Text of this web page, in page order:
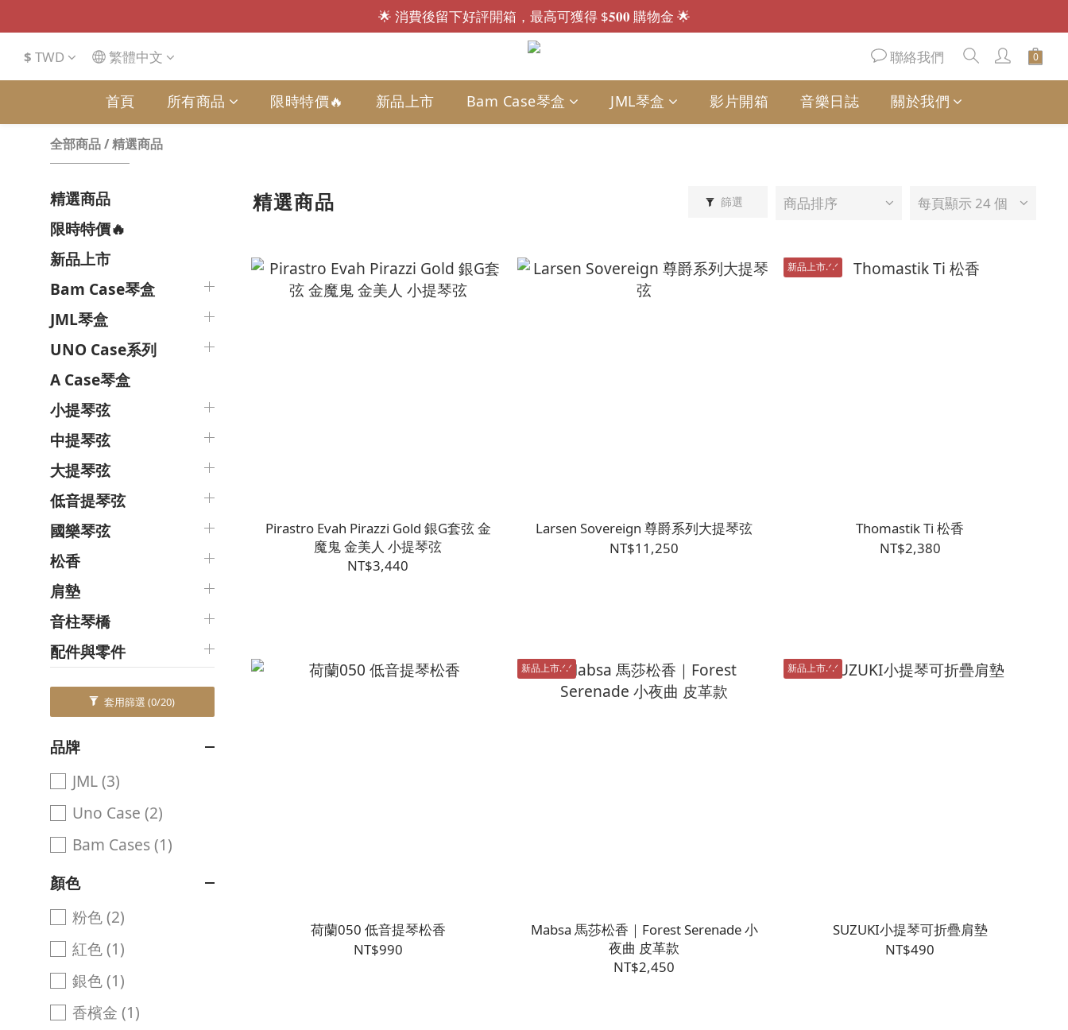
會員招募中.ᐟ.ᐟ 註冊送 $𝟏𝟎𝟎 購物金，現買現折🎁
🌟 消費後留下好評開箱，最高可獲得 $𝟓𝟎𝟎 購物金 🌟
會員招募中.ᐟ.ᐟ 註冊送 $𝟏𝟎𝟎 購物金，現買現折🎁
$ TWD 繁體中文 聯絡我們
首頁 所有商品 限時特價🔥 新品上市 Bam Case琴盒 JML琴盒 影片開箱 音樂日誌 關於我們
全部商品/精選商品
精選商品
限時特價🔥
新品上市
Bam Case琴盒
JML琴盒
UNO Case系列
A Case琴盒
小提琴弦
中提琴弦
大提琴弦
低音提琴弦
國樂琴弦
松香
肩墊
音柱琴橋
配件與零件
套用篩選(0/20)
品牌
JML (3)
Uno Case (2)
Bam Cases (1)
顏色
粉色 (2)
紅色 (1)
銀色 (1)
香檳金 (1)
精選商品 篩選 商品排序 每頁顯示 24 個
Pirastro Evah Pirazzi Gold 銀G套弦 金
魔鬼 金美人 小提琴弦
NT$3,440
Larsen Sovereign 尊爵系列大提琴弦
NT$11,250
新品上市.ᐟ.ᐟ
Thomastik Ti 松香
NT$2,380
荷蘭050 低音提琴松香
NT$990
新品上市.ᐟ.ᐟ
Mabsa 馬莎松香｜Forest Serenade 小
夜曲 皮革款
NT$2,450
新品上市.ᐟ.ᐟ
SUZUKI小提琴可折疊肩墊
NT$490